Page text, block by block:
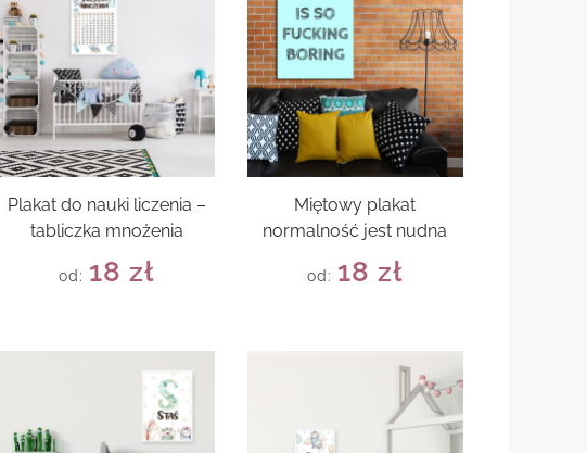
Plakat do nauki liczenia –
tabliczka mnożenia
od: 18zł
Miętowy plakat
normalność jest nudna
od: 18zł